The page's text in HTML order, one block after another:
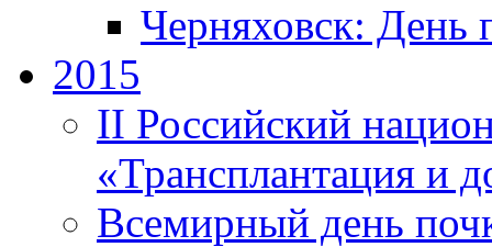
Черняховск: День
2015
II Российский
«Трансплантация и
Всемирный день